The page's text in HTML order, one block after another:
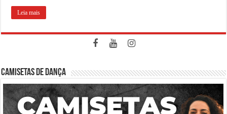
Leia mais
CAMISETAS DE DANÇA